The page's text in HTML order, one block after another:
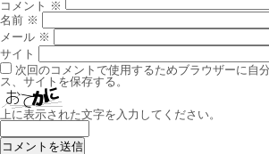
コメント ※
名前 ※
メール ※
サイト
次回のコメントで使用するためブラウザーに自
ス、サイトを保存する。
上に表示された文字を入力してください。